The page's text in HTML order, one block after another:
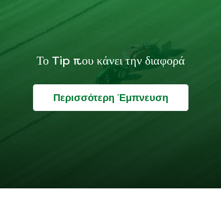
Το Tip που κάνει την διαφορά
Περισσότερη Έμπνευση